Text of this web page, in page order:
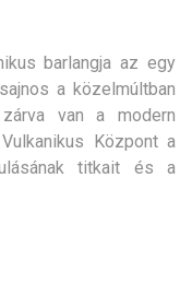
barlangja az egy
a közelmúltban
van a modern
Központ a
titkait és a